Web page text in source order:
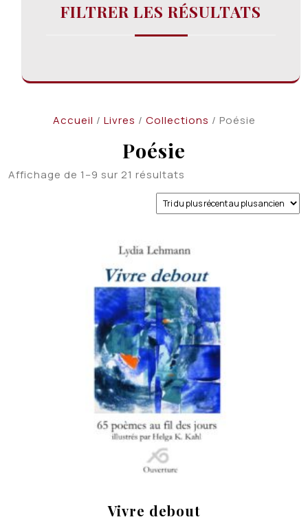
Accueil / Livres / Collections / Poésie
Poésie
Affichage de 1–9 sur 21 résultats
plus
plus
Vivre debout
FILTRER LES RÉSULTATS